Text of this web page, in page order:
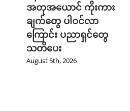
အတုအယောင် ကိုးကား
ချက်တွေ ပါဝင်လာ
ကြောင်း ပညာရှင်တွေ
သတိပေး
August 5th, 2026